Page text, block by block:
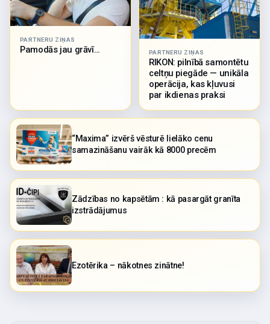
PARTNERU ZIŅAS
Pamodās jau grāvī… PARTNERU ZIŅAS
RIKON: pilnībā samontētu
celtņu piegāde — unikāla
operācija, kas kļuvusi
par ikdienas praksi
“Maxima” izvērš vēsturē lielāko cenu
samazināšanu vairāk kā 8000 precēm
Zādzības no kapsētām : kā pasargāt granīta
izstrādājumus
Ezotērika – nākotnes zinātne!